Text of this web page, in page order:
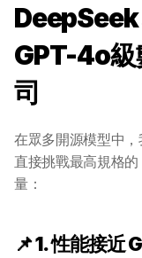
GPT-4o級
司
在眾多開源模型中
直接挑戰最高規格
量：
📌 1. 性能接近